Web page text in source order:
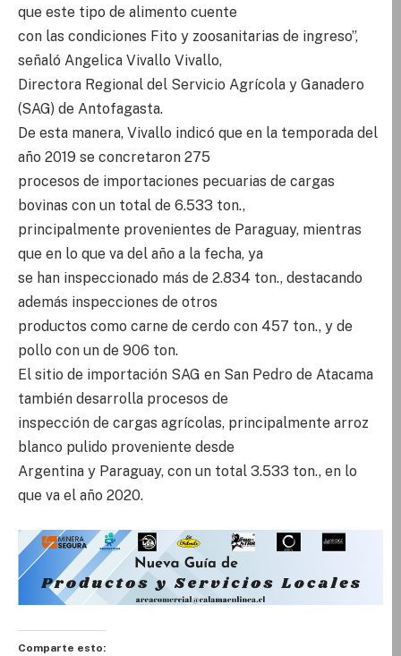
que este tipo de alimento cuente
con las condiciones Fito y zoosanitarias de ingreso”,
señaló Angelica Vivallo Vivallo,
Directora Regional del Servicio Agrícola y Ganadero
(SAG) de Antofagasta.
De esta manera, Vivallo indicó que en la temporada del
año 2019 se concretaron 275
procesos de importaciones pecuarias de cargas
bovinas con un total de 6.533 ton.,
principalmente provenientes de Paraguay, mientras
que en lo que va del año a la fecha, ya
se han inspeccionado más de 2.834 ton., destacando
además inspecciones de otros
productos como carne de cerdo con 457 ton., y de
pollo con un de 906 ton.
El sitio de importación SAG en San Pedro de Atacama
también desarrolla procesos de
inspección de cargas agrícolas, principalmente arroz
blanco pulido proveniente desde
Argentina y Paraguay, con un total 3.533 ton., en lo
que va el año 2020.
Comparte esto: